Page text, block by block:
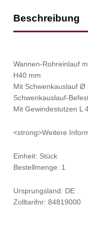
Beschreibung
Wannen-Rohreinlauf
H40 mm
Mit Schwenkauslauf Ø
Schwenkauslauf-
Mit Gewindestutzen L
<strong>Weitere
Einheit: Stück
Bestellmenge: 1
Ursprungsland: DE
Zolltarifnr: 84819000